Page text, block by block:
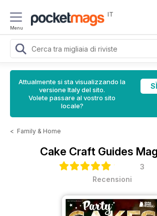
Menu
IT
Attualmente si sta visualizzando la
versione Italy del sito.
Volete passare al vostro sito
locale?
< Family & Home
Cake Craft Guides
3
Recensioni